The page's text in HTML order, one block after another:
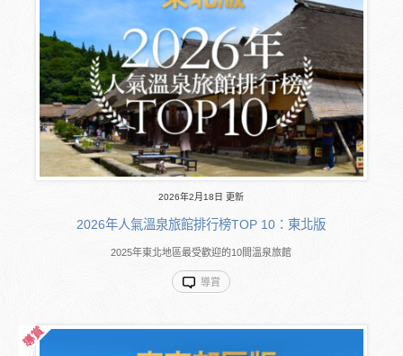
2026年2月18日 更新
2026年人氣溫泉旅館排行榜TOP 10：東北版
2025年東北地區最受歡迎的10間溫泉旅館
導賞